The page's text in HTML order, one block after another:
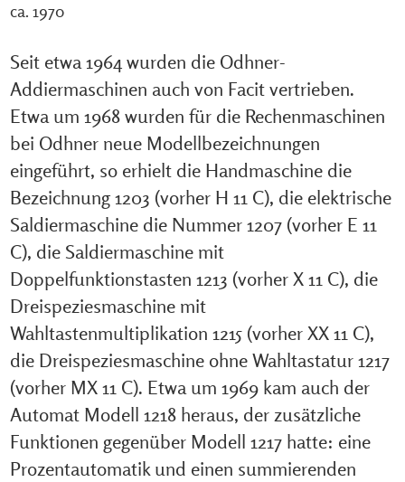
ca. 1970
Seit etwa 1964 wurden die Odhner-
Addiermaschinen auch von Facit vertrieben.
Etwa um 1968 wurden für die Rechenmaschinen
bei Odhner neue Modellbezeichnungen
eingeführt, so erhielt die Handmaschine die
Bezeichnung 1203 (vorher H 11 C), die elektrische
Saldiermaschine die Nummer 1207 (vorher E 11
C), die Saldiermaschine mit
Doppelfunktionstasten 1213 (vorher X 11 C), die
Dreispeziesmaschine mit
Wahltastenmultiplikation 1215 (vorher XX 11 C),
die Dreispeziesmaschine ohne Wahltastatur 1217
(vorher MX 11 C). Etwa um 1969 kam auch der
Automat Modell 1218 heraus, der zusätzliche
Funktionen gegenüber Modell 1217 hatte: eine
Prozentautomatik und einen summierenden